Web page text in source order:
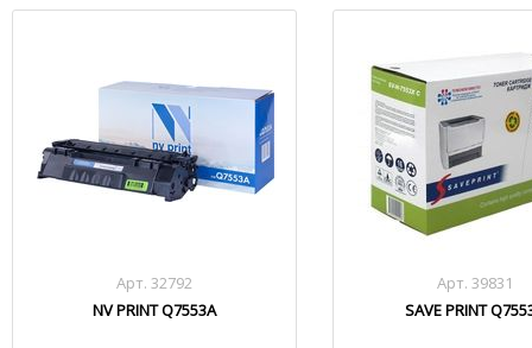
Арт. 32792
NV PRINT Q7553A
Арт. 39831
SAVE PRINT